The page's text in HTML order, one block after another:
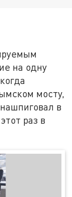
на одну
мосту,
в
раз в